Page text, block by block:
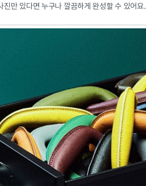
만 있다면 누구나 깔끔하게 완성할 수 있어요.